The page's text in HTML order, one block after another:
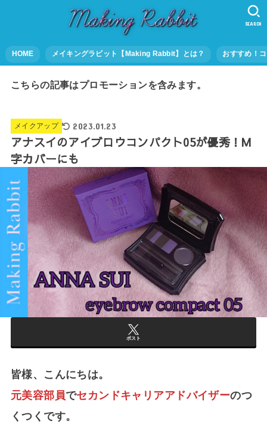
HOME メイキングラビット【Making Rabbit】とは？ おすすめ！
SEARCH
こちらの記事はプロモーションを含みます。
メイクアップ 2023.01.23
アナスイのアイブロウコンパクト05が優秀！M
字カバーにも
ポスト
皆様、こんにちは。
元美容部員でセカンドキャリアアドバイザーのつ
くつくです。